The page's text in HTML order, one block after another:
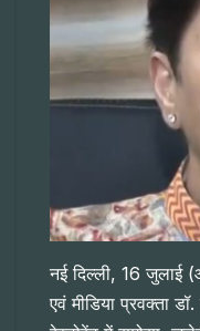
नई दिल्ली, 16 जुलाई
एवं मीडिया प्रवक्ता